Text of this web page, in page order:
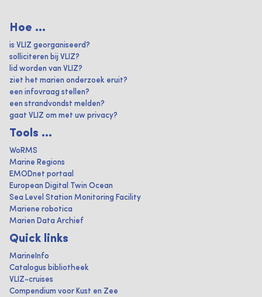
Hoe ...
is VLIZ georganiseerd?
solliciteren bij VLIZ?
lid worden van VLIZ?
ziet het marien onderzoek eruit?
een infovraag stellen?
een strandvondst melden?
gaat VLIZ om met uw privacy?
Tools ...
WoRMS
Marine Regions
EMODnet portaal
European Digital Twin Ocean
Sea Level Station Monitoring Facility
Mariene robotica
Marien Data Archief
Quick links
MarineInfo
Catalogus bibliotheek
VLIZ-cruises
Compendium voor Kust en Zee